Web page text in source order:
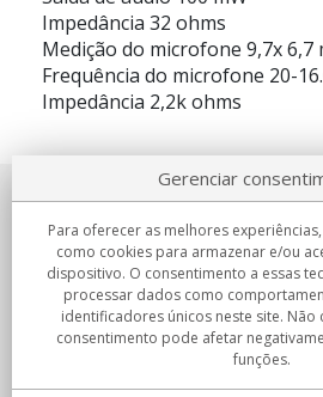
Impedância 32 ohms
Medição do microfone 9,7x 6,7
Frequência do microfone 20-
Impedância 2,2k ohms
Sobre nosotros
Compromissos
Compras
Gerenciar
Para oferecer as melhores
como cookies para armazenar e/ou
dispositivo. O consentimento a essas
processar dados como
identificadores únicos neste site.
consentimento pode afetar
funções.